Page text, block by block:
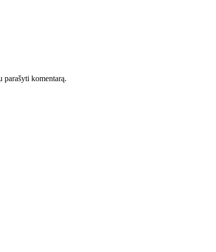
parašyti komentarą.